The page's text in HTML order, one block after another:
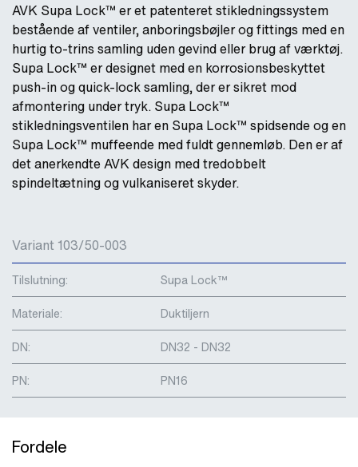
AVK Supa Lock™ er et patenteret stikledningssystem
bestående af ventiler, anboringsbøjler og fittings med en
hurtig to-trins samling uden gevind eller brug af værktøj.
Supa Lock™ er designet med en korrosionsbeskyttet
push-in og quick-lock samling, der er sikret mod
afmontering under tryk. Supa Lock™
stikledningsventilen har en Supa Lock™ spidsende og en
Supa Lock™ muffeende med fuldt gennemløb. Den er af
det anerkendte AVK design med tredobbelt
spindeltætning og vulkaniseret skyder.
Variant 103/50-003
Tilslutning:
Supa Lock™
Materiale:
Duktiljern
DN:
DN32 - DN32
PN:
PN16
Fordele